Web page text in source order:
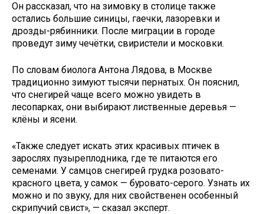
Он рассказал, что на зимовку в столице также
остались большие синицы, гаечки, лазоревки и
дрозды-рябинники. После миграции в городе
проведут зиму чечётки, свиристели и московки.
По словам биолога Антона Лядова, в Москве
традиционно зимуют тысячи пернатых. Он пояснил,
что снегирей чаще всего можно увидеть в
лесопарках, они выбирают лиственные деревья —
клёны и ясени.
«Также следует искать этих красивых птичек в
зарослях пузыреплодника, где те питаются его
семенами. У самцов снегирей грудка розовато-
красного цвета, у самок — буровато-серого. Узнать их
можно и по звуку, для них свойственен особенный
скрипучий свист», — сказал эксперт.